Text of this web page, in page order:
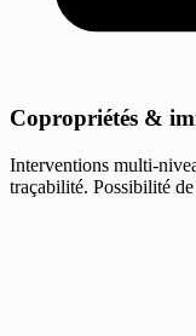
Copropriétés &
Interventions multi-
traçabilité. Possibilité